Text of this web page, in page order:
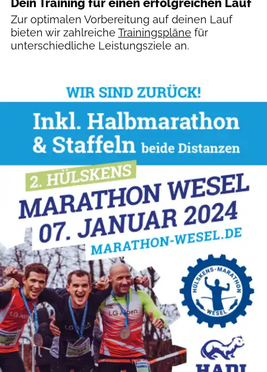
Dein Training für einen erfolgreichen Lauf
Zur optimalen Vorbereitung auf deinen Lauf
bieten wir zahlreiche Trainingspläne für
unterschiedliche Leistungsziele an.